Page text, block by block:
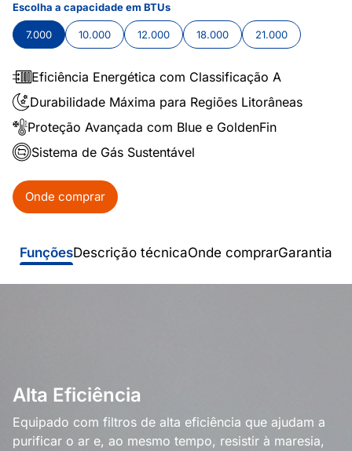
Escolha a capacidade em BTUs
7.000 10.000 12.000 18.000 21.000
Eficiência Energética com Classificação A
Durabilidade Máxima para Regiões Litorâneas
Proteção Avançada com Blue e GoldenFin
Sistema de Gás Sustentável
Onde comprar
FunçõesDescrição técnicaOnde comprarGarantia
Alta Eficiência
Equipado com filtros de alta eficiência que ajudam a
purificar o ar e, ao mesmo tempo, resistir à maresia,